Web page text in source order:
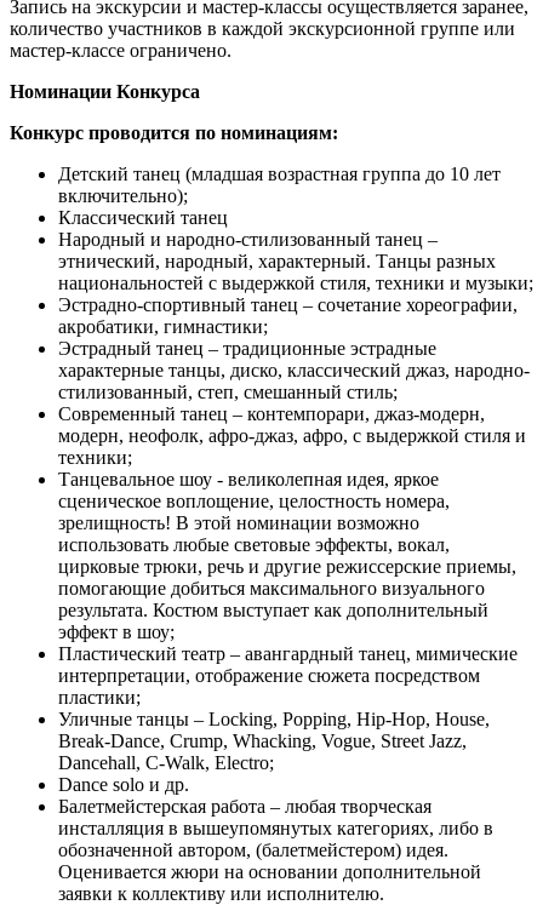
Запись на экскурсии и мастер-классы осуществляется заранее,
количество участников в каждой экскурсионной группе или
мастер-классе ограничено.
Номинации Конкурса
Конкурс проводится по номинациям:
Детский танец (младшая возрастная группа до 10 лет
включительно);
Классический танец
Народный и народно-стилизованный танец –
этнический, народный, характерный. Танцы разных
национальностей с выдержкой стиля, техники и музыки;
Эстрадно-спортивный танец – сочетание хореографии,
акробатики, гимнастики;
Эстрадный танец – традиционные эстрадные
характерные танцы, диско, классический джаз, народно-
стилизованный, степ, смешанный стиль;
Современный танец – контемпорари, джаз-модерн,
модерн, неофолк, афро-джаз, афро, с выдержкой стиля и
техники;
Танцевальное шоу - великолепная идея, яркое
сценическое воплощение, целостность номера,
зрелищность! В этой номинации возможно
использовать любые световые эффекты, вокал,
цирковые трюки, речь и другие режиссерские приемы,
помогающие добиться максимального визуального
результата. Костюм выступает как дополнительный
эффект в шоу;
Пластический театр – авангардный танец, мимические
интерпретации, отображение сюжета посредством
пластики;
Уличные танцы – Locking, Popping, Hip-Hop, House,
Break-Dance, Crump, Whacking, Vogue, Street Jazz,
Dancehall, C-Walk, Electro;
Dance solo и др.
Балетмейстерская работа – любая творческая
инсталляция в вышеупомянутых категориях, либо в
обозначенной автором, (балетмейстером) идея.
Оценивается жюри на основании дополнительной
заявки к коллективу или исполнителю.